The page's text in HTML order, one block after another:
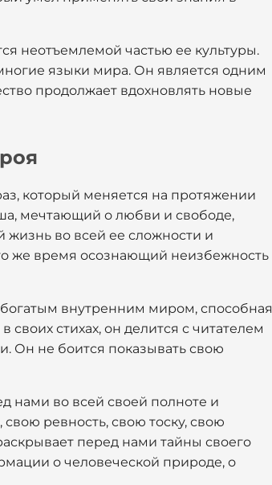
неотъемлемой частью ее культуры.
языки мира. Он является одним
продолжает вдохновлять новые
который меняется на протяжении
мечтающий о любви и свободе,
жизнь во всей ее сложности и
же время осознающий неизбежность
внутренним миром, способная
стихах, он делится с читателем
Он не боится показывать свою
нами во всей своей полноте и
ревность, свою тоску, свою
перед нами тайны своего
о человеческой природе, о